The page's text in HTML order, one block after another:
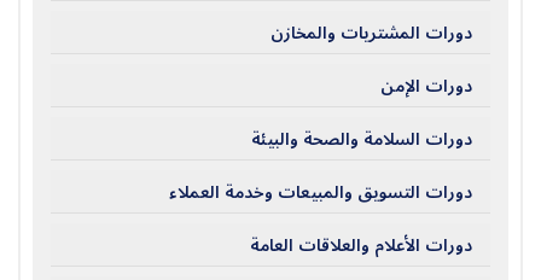
دورات المشتريات والمخازن
دورات الإمن
دورات السلامة والصحة والبيئة
دورات التسويق والمبيعات وخدمة العملاء
دورات الأعلام والعلاقات العامة